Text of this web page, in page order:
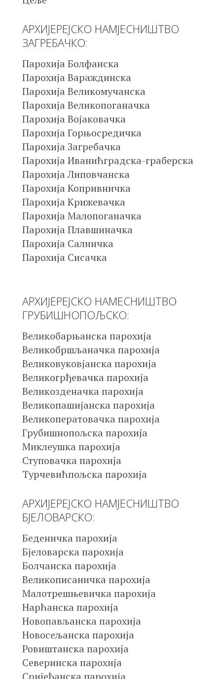
АРХИЈЕРЕЈСКО НАМЈЕСНИШТВО
ЗАГРЕБАЧКО:
Парохија Болфанска
Парохија Вараждинска
Парохија Великомучанска
Парохија Великопоганачка
Парохија Војаковачка
Парохија Горњосредичка
Парохија Загребачка
Парохија Иванићградска-граберска
Парохија Липовчанска
Парохија Копривничка
Парохија Крижевачка
Парохија Малопоганачка
Парохија Плавшиначка
Парохија Салничка
Парохија Сисачка
АРХИЈЕРЕЈСКО НАМЕСНИШТВО
ГРУБИШНОПОЉСКО:
Великобарњанска парохија
Великобршљаначка парохија
Великовуковјанска парохија
Великогрђевачка парохија
Великозденачка парохија
Великопашијанска парохија
Великоператовачка парохија
Грубишнопољска парохија
Миклеушка парохија
Ступовачка парохија
Турчевићпољска парохија
АРХИЈЕРЕЈСКО НАМЈЕСНИШТВО
БЈЕЛОВАРСКО:
Беденичка парохија
Бјеловарска парохија
Болчанска парохија
Великописаничка парохија
Малотрешњевичка парохија
Нарћанска парохија
Новопављанска парохија
Новосељанска парохија
Ровиштанска парохија
Северинска парохија
Сријеђанска парохија